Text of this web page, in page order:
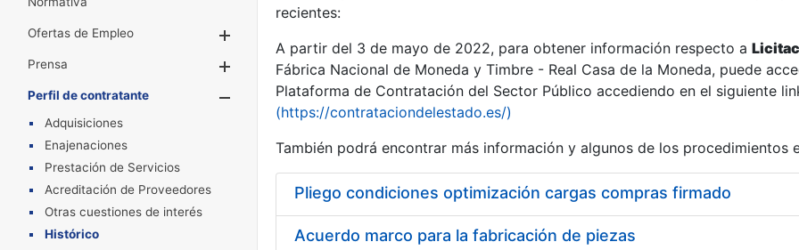
Ofertas de Empleo
Prensa
Mostrar/Ocultar
Perfil de contratante
Mostrar/Ocultar
Adquisiciones
Enajenaciones
Prestación de Servicios
Acreditación de Proveedores
Otras cuestiones de interés
Histórico
recientes:
A partir del 3 de mayo de 2022, para obtener información respecto a
Fábrica Nacional de Moneda y Timbre - Real Casa de la Moneda, puede
Plataforma de Contratación del Sector Público accediendo en el siguiente
(https://contrataciondelestado.es/)
También podrá encontrar más información y algunos de los procedimientos
Pliego condiciones optimización cargas compras firmado
Acuerdo marco para la fabricación de piezas